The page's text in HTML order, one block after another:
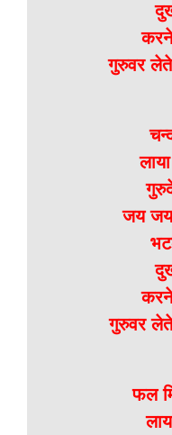
करने
गुरुवर
जय
करने
गुरुवर
फल